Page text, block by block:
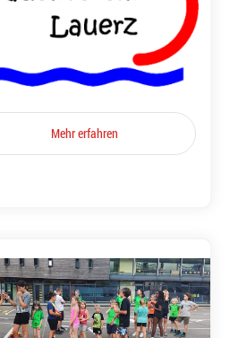
Mehr erfahren